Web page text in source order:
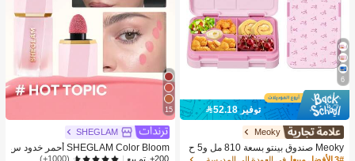
6
توفير 52.18
Meoky
Meoky صندوق بينتو بسعة 810 مل و5 ح
جرات، صندوق غداء مانع للتسرب، حاوية ت
15
SHEGLAM
SHEGLAM Color Bloom أحمر خدود س
ائل-Hot Topic حمره بلشر ماركة تجميل
(1000+)